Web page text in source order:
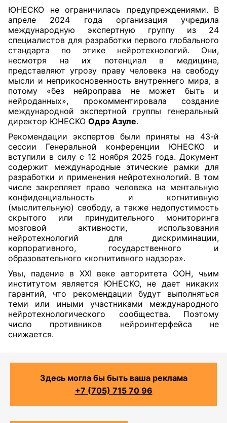
ЮНЕСКО не ограничилась предупреждениями. В
апреле 2024 года организация учредила
международную экспертную группу из 24
специалистов для разработки первого глобального
стандарта по этике нейротехнологий. Они,
несмотря на их потенциал в медицине,
представляют угрозу праву человека на свободу
мысли и неприкосновенность внутреннего мира, а
потому «без нейроправа не может быть и
нейроданных», прокомментировала создание
международной экспертной группы генеральный
директор ЮНЕСКО Одрэ Азуле.
Рекомендации экспертов были приняты на 43-й
сессии Генеральной конференции ЮНЕСКО и
вступили в силу с 12 ноября 2025 года. Документ
содержит международные этические рамки для
разработки и применения нейротехнологий. В том
числе закрепляет право человека на ментальную
конфиденциальность и когнитивную
(мыслительную) свободу, а также недопустимость
скрытого или принудительного мониторинга
мозговой активности, использования
нейротехнологий для дискриминации,
корпоративного, государственного и
образовательного «когнитивного надзора».
Увы, падение в XXI веке авторитета ООН, чьим
институтом является ЮНЕСКО, не дает никаких
гарантий, что рекомендации будут выполняться
теми или иными участниками международного
нейротехнологического сообщества. Поэтому
число противников нейроинтерфейса не
снижается.
Здесь могла бы быть ваша реклама
+7 (705) 715 70 96